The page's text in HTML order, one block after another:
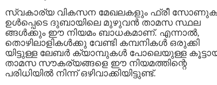
സ്വകാര്യ വികസന മേഖലകളും ഫ്രീ
ഉൾപ്പെടെ ദുബായിലെ മുഴുവൻ താമസ സ്ഥല
ങ്ങൾക്കും ഈ നിയമം ബാധകമാണ്. എന്നാൽ,
തൊഴിലാളികൾക്കു വേണ്ടി കമ്പനികൾ ഒരുക്കി
യിട്ടുള്ള ലേബർ ക്യാമ്പുകൾ പോലെയുള്ള
താമസ സൗകര്യങ്ങളെ ഈ നിയമത്തിന്റെ
പരിധിയിൽ നിന്ന് ഒഴിവാക്കിയിട്ടുണ്ട്.